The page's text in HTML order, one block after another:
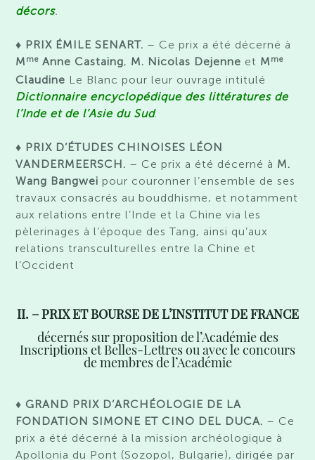
décors.
♦ PRIX ÉMILE SENART. – Ce prix a été décerné à
M me Anne Castaing, M. Nicolas Dejenne et M me
Claudine Le Blanc pour leur ouvrage intitulé
Dictionnaire encyclopédique des littératures de
l’Inde et de l’Asie du Sud.
♦ PRIX D’ÉTUDES CHINOISES LÉON
VANDERMEERSCH. – Ce prix a été décerné à M.
Wang Bangwei pour couronner l’ensemble de ses
travaux consacrés au bouddhisme, et notamment
aux relations entre l’Inde et la Chine via les
pèlerinages à l’époque des Tang, ainsi qu’aux
relations transculturelles entre la Chine et
l’Occident
II. – PRIX ET BOURSE DE L’INSTITUT DE FRANCE
décernés sur proposition de l’Académie des
Inscriptions et Belles-Lettres ou avec le concours
de membres de l’Académie
♦ GRAND PRIX D’ARCHÉOLOGIE DE LA
FONDATION SIMONE ET CINO DEL DUCA. – Ce
prix a été décerné à la mission archéologique à
Apollonia du Pont (Sozopol, Bulgarie), dirigée par